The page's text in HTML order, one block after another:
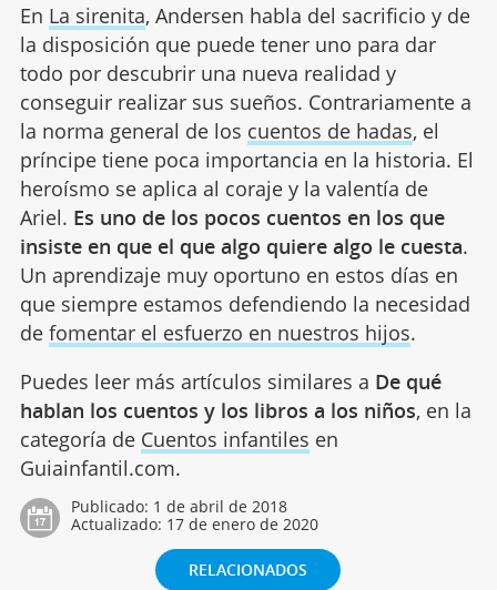
En La sirenita, Andersen habla del sacrificio y de
la disposición que puede tener uno para dar
todo por descubrir una nueva realidad y
conseguir realizar sus sueños. Contrariamente a
la norma general de los cuentos de hadas, el
príncipe tiene poca importancia en la historia. El
heroísmo se aplica al coraje y la valentía de
Ariel. Es uno de los pocos cuentos en los que
insiste en que el que algo quiere algo le cuesta.
Un aprendizaje muy oportuno en estos días en
que siempre estamos defendiendo la necesidad
de fomentar el esfuerzo en nuestros hijos.
Puedes leer más artículos similares a De qué
hablan los cuentos y los libros a los niños, en la
categoría de Cuentos infantiles en
Guiainfantil.com.
Publicado: 1 de abril de 2018
Actualizado: 17 de enero de 2020
RELACIONADOS